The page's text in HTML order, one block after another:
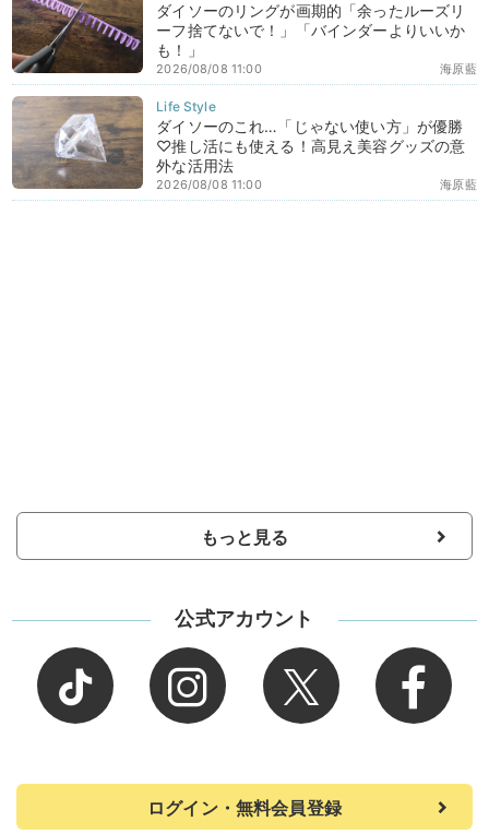
ダイソーのリングが画期的「余ったルーズリ
ーフ捨てないで！」「バインダーよりいいか
も！」
海原藍
2026/08/08 11:00
ダイソーのこれ…「じゃない使い方」が優勝
♡推し活にも使える！高見え美容グッズの意
外な活用法
海原藍
2026/08/08 11:00
もっと見る
公式アカウント
ログイン・無料会員登録